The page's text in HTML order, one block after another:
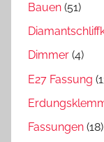
Bauen (51)
Dimmer (4)
E27 Fassung
Fassungen (18)